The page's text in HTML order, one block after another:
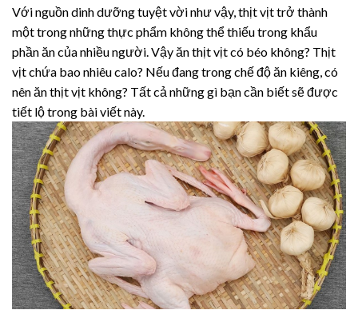
Với nguồn dinh dưỡng tuyệt vời như vậy, thịt vịt trở thành
một trong những thực phẩm không thể thiếu trong khẩu
phần ăn của nhiều người. Vậy ăn thịt vịt có béo không? Thịt
vịt chứa bao nhiêu calo? Nếu đang trong chế độ ăn kiêng, có
nên ăn thịt vịt không? Tất cả những gì bạn cần biết sẽ được
tiết lộ trong bài viết này.